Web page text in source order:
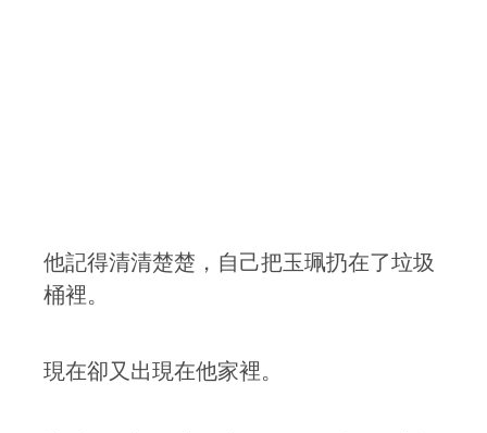
他記得清清楚楚，自己把玉珮扔在了垃圾
桶裡。
現在卻又出現在他家裡。